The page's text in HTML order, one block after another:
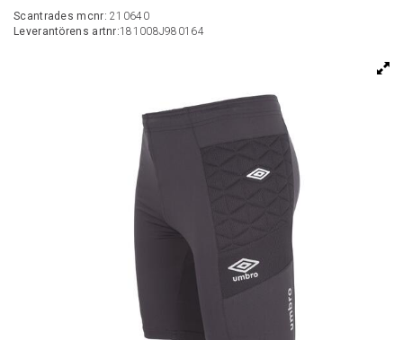
Scantrades mcnr:210640
Leverantörens artnr:181008J980164